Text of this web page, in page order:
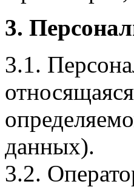
3.
3.1.
данных).
3.2.